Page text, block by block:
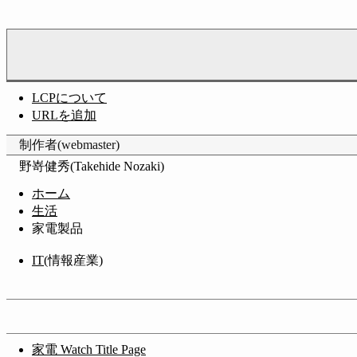
LCPについて
URLを追加
制作者(webmaster)
野嵜健秀(Takehide Nozaki)
ホーム
生活
家電製品
IT(情報産業)
家電 Watch Title Page